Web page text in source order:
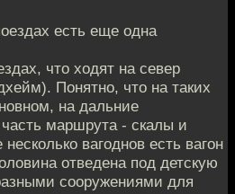
есть еще одна
что ходят на север
Понятно, что на таких
на дальние
маршрута - скалы и
вагоднов есть вагон
отведена под детскую
сооружениями для